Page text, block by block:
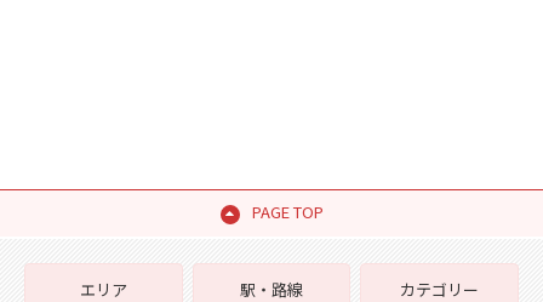
PAGE TOP
エリア
駅・路線
カテゴリー